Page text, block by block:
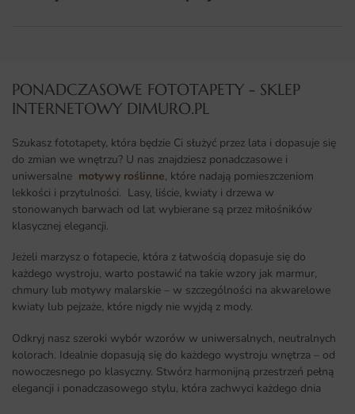
PONADCZASOWE FOTOTAPETY - SKLEP
INTERNETOWY DIMURO.PL​
Szukasz fototapety, która będzie Ci służyć przez lata i dopasuje się
do zmian we wnętrzu? U nas znajdziesz ponadczasowe i
uniwersalne motywy roślinne, które nadają pomieszczeniom
lekkości i przytulności. Lasy, liście, kwiaty i drzewa w
stonowanych barwach od lat wybierane są przez miłośników
klasycznej elegancji.
Jeżeli marzysz o fotapecie, która z łatwością dopasuje się do
każdego wystroju, warto postawić na takie wzory jak marmur,
chmury lub motywy malarskie – w szczególności na akwarelowe
kwiaty lub pejzaże, które nigdy nie wyjdą z mody.
Odkryj nasz szeroki wybór wzorów w uniwersalnych, neutralnych
kolorach. Idealnie dopasują się do każdego wystroju wnętrza – od
nowoczesnego po klasyczny. Stwórz harmonijną przestrzeń pełną
elegancji i ponadczasowego stylu, która zachwyci każdego dnia